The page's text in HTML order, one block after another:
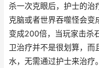
杀一次克眼后，护士的治
克脑或者世界吞噬怪会变
变成200倍，当玩家击杀
卫治疗并不是很划算，而
水，无需通过护士来治疗